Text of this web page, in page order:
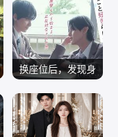
换座位后，发现身
我
电视剧 日本剧
2026